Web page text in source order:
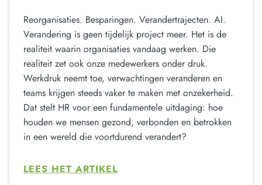
Reorganisaties. Besparingen. Verandertrajecten. AI.
Verandering is geen tijdelijk project meer. Het is de
realiteit waarin organisaties vandaag werken. Die
realiteit zet ook onze medewerkers onder druk.
Werkdruk neemt toe, verwachtingen veranderen en
teams krijgen steeds vaker te maken met onzekerheid.
Dat stelt HR voor een fundamentele uitdaging: hoe
houden we mensen gezond, verbonden en betrokken
in een wereld die voortdurend verandert?
LEES HET ARTIKEL